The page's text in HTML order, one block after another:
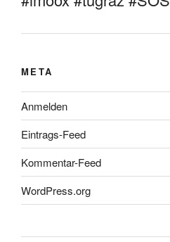
META
Anmelden
Eintrags-Feed
Kommentar-Feed
WordPress.org